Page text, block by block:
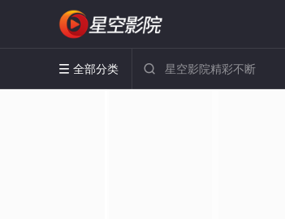
 全部分类 